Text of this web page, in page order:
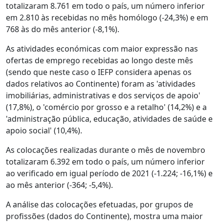
totalizaram 8.761 em todo o país, um número inferior
em 2.810 às recebidas no mês homólogo (-24,3%) e em
768 às do mês anterior (-8,1%).
As atividades económicas com maior expressão nas
ofertas de emprego recebidas ao longo deste mês
(sendo que neste caso o IEFP considera apenas os
dados relativos ao Continente) foram as 'atividades
imobiliárias, administrativas e dos serviços de apoio'
(17,8%), o 'comércio por grosso e a retalho' (14,2%) e a
'administração pública, educação, atividades de saúde e
apoio social' (10,4%).
As colocações realizadas durante o mês de novembro
totalizaram 6.392 em todo o país, um número inferior
ao verificado em igual período de 2021 (-1.224; -16,1%) e
ao mês anterior (-364; -5,4%).
A análise das colocações efetuadas, por grupos de
profissões (dados do Continente), mostra uma maior